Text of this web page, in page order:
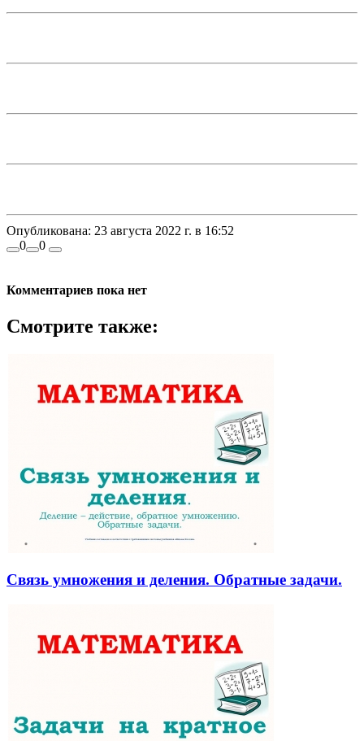
Опубликована: 23 августа 2022 г. в 16:52
0
0
Комментариев пока нет
Смотрите также:
Связь умножения и деления. Обратные задачи.